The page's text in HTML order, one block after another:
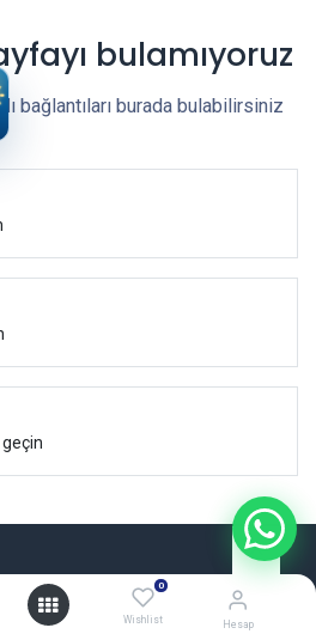
0
Wishlist Hesap
bulamıyoruz
bağlantıları burada bulabilirsiniz